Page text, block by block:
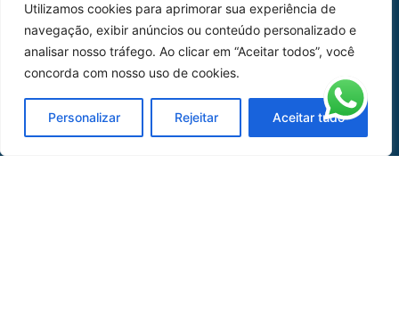
Utilizamos cookies para aprimorar sua experiência de
navegação, exibir anúncios ou conteúdo personalizado e
analisar nosso tráfego. Ao clicar em “Aceitar todos”, você
concorda com nosso uso de cookies.
Personalizar Rejeitar Aceitar tudo
Home Sobre Nós
Catálogo de Aplicações